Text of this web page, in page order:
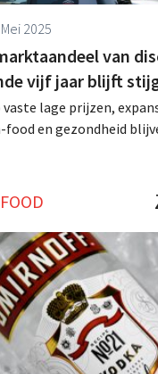
2025
van
vijf jaar blijft
lage prijzen,
en gezondheid
dominante positie. .
FOOD